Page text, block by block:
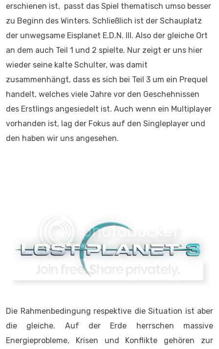
erschienen ist, passt das Spiel thematisch umso besser
zu Beginn des Winters. Schließlich ist der Schauplatz
der unwegsame Eisplanet E.D.N. III. Also der gleiche Ort
an dem auch Teil 1 und 2 spielte. Nur zeigt er uns hier
wieder seine kalte Schulter, was damit
zusammenhängt, dass es sich bei Teil 3 um ein Prequel
handelt, welches viele Jahre vor den Geschehnissen
des Erstlings angesiedelt ist. Auch wenn ein Multiplayer
vorhanden ist, lag der Fokus auf den Singleplayer und
den haben wir uns angesehen.
Die Rahmenbedingung respektive die Situation ist aber
die gleiche. Auf der Erde herrschen massive
Energieprobleme, Krisen und Konflikte gehören zur